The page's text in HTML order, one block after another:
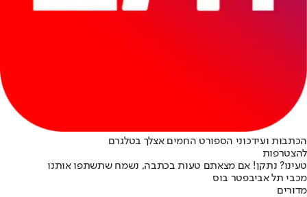
הכתבות ועידכוני הספורט החמים אצלך בטלגרם
להצטרפות
טעינו? נתקן! אם מצאתם טעות בכתבה, נשמח שתשתפו אותנו
מכבי תל אביבפטר בוס
מדורים